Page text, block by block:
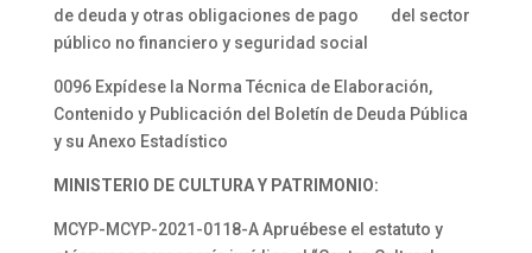
de deuda y otras obligaciones de pago del sector
público no financiero y seguridad social
0096 Expídese la Norma Técnica de Elaboración,
Contenido y Publicación del Boletín de Deuda Pública
y su Anexo Estadístico
MINISTERIO DE CULTURA Y PATRIMONIO:
MCYP-MCYP-2021-0118-A Apruébese el estatuto y